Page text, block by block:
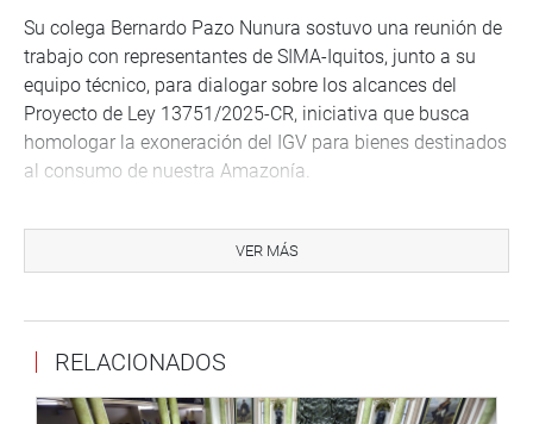
Su colega Bernardo Pazo Nunura sostuvo una reunión de
trabajo con representantes de SIMA-Iquitos, junto a su
equipo técnico, para dialogar sobre los alcances del
Proyecto de Ley 13751/2025-CR, iniciativa que busca
homologar la exoneración del IGV para bienes destinados
al consumo de nuestra Amazonía.
económico de Loreto, fortalecer la competitividad y
facilitar el acceso a bienes esenciales para miles de
representantes del SIMA, las cuales contribuirán a
Amazonía peruana”, señaló.
VER MÁS
RELACIONADOS